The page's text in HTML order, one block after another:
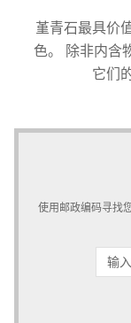
堇青石最具价
色。 除非内含
它们
使用邮政编码寻找